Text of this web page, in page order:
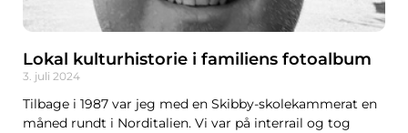
Lokal kulturhistorie i familiens fotoalbum
3. juli 2024
Tilbage i 1987 var jeg med en Skibby-skolekammerat en
måned rundt i Norditalien. Vi var på interrail og tog